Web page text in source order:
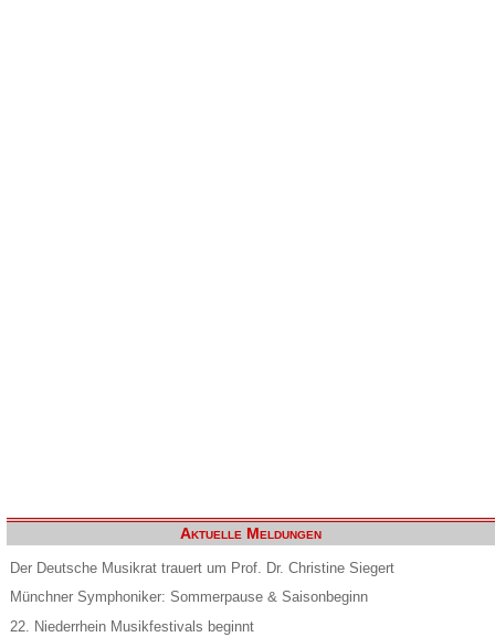
Aktuelle Meldungen
Der Deutsche Musikrat trauert um Prof. Dr. Christine Siegert
Münchner Symphoniker: Sommerpause & Saisonbeginn
22. Niederrhein Musikfestivals beginnt